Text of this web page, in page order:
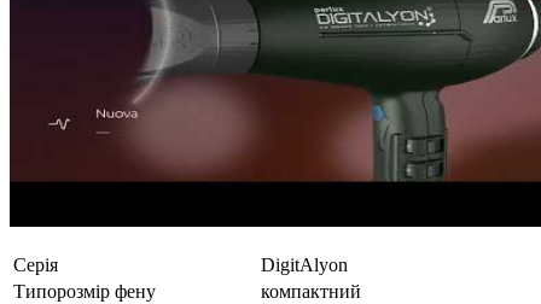
Серія
DigitAlyon
Типорозмір фену
компактний